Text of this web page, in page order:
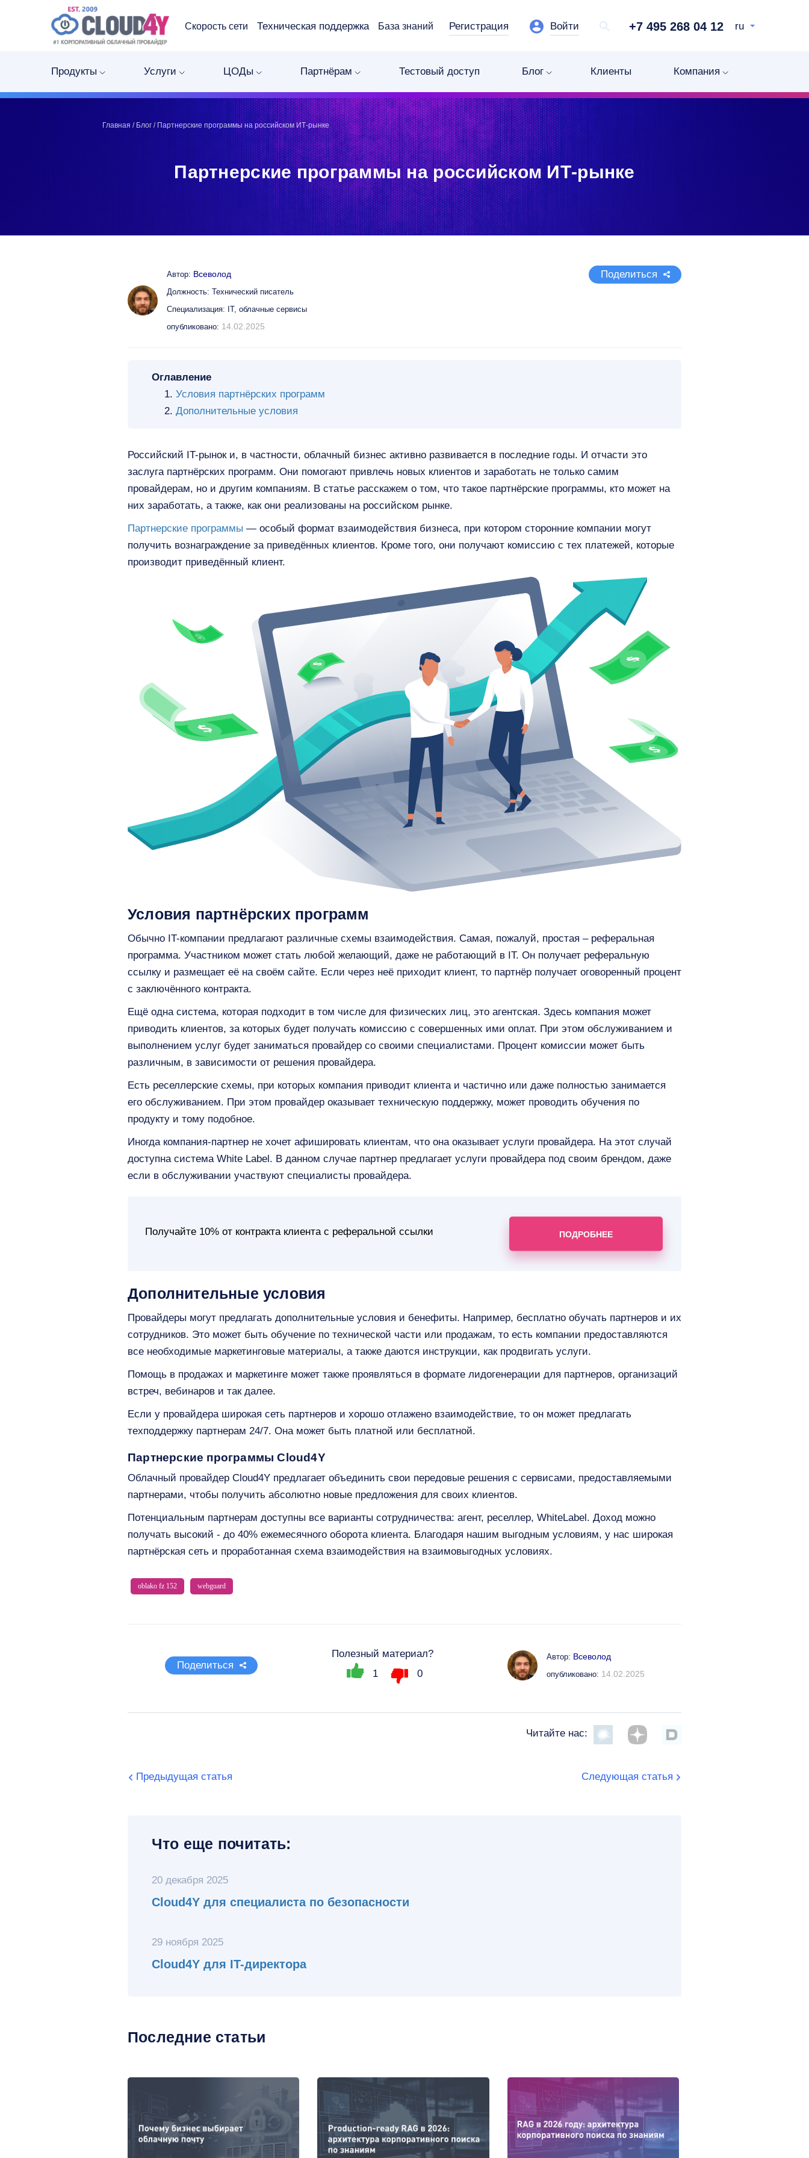
Скорость сети Техническая поддержка База знаний Регистрация Войти +7 495 268 04 12 ru
Продукты Услуги ЦОДы Партнёрам Тестовый доступ Блог Клиенты Компания
Главная / Блог / Партнерские программы на российском ИТ-рынке
Партнерские программы на российском ИТ-рынке
Автор: Всеволод
Должность: Технический писатель
Специализация: IT, облачные сервисы
опубликовано: 14.02.2025
Поделиться
Telegram
Твитнуть
LinkedIn
Оглавление
Условия партнёрских программ
Дополнительные условия
Российский IT-рынок и, в частности, облачный бизнес активно развивается в последние годы. И отчасти это
заслуга партнёрских программ. Они помогают привлечь новых клиентов и заработать не только самим
провайдерам, но и другим компаниям. В статье расскажем о том, что такое партнёрские программы, кто может на
них заработать, а также, как они реализованы на российском рынке.
Партнерские программы — особый формат взаимодействия бизнеса, при котором сторонние компании могут
получить вознаграждение за приведённых клиентов. Кроме того, они получают комиссию с тех платежей, которые
производит приведённый клиент.
Условия партнёрских программ
Обычно IT-компании предлагают различные схемы взаимодействия. Самая, пожалуй, простая – реферальная
программа. Участником может стать любой желающий, даже не работающий в IT. Он получает реферальную
ссылку и размещает её на своём сайте. Если через неё приходит клиент, то партнёр получает оговоренный процент
с заключённого контракта.
Ещё одна система, которая подходит в том числе для физических лиц, это агентская. Здесь компания может
приводить клиентов, за которых будет получать комиссию с совершенных ими оплат. При этом обслуживанием и
выполнением услуг будет заниматься провайдер со своими специалистами. Процент комиссии может быть
различным, в зависимости от решения провайдера.
Есть реселлерские схемы, при которых компания приводит клиента и частично или даже полностью занимается
его обслуживанием. При этом провайдер оказывает техническую поддержку, может проводить обучения по
продукту и тому подобное.
Иногда компания-партнер не хочет афишировать клиентам, что она оказывает услуги провайдера. На этот случай
доступна система White Label. В данном случае партнер предлагает услуги провайдера под своим брендом, даже
если в обслуживании участвуют специалисты провайдера.
Получайте 10% от контракта клиента с реферальной ссылки ПОДРОБНЕЕ
Дополнительные условия
Провайдеры могут предлагать дополнительные условия и бенефиты. Например, бесплатно обучать партнеров и их
сотрудников. Это может быть обучение по технической части или продажам, то есть компании предоставляются
все необходимые маркетинговые материалы, а также даются инструкции, как продвигать услуги.
Помощь в продажах и маркетинге может также проявляться в формате лидогенерации для партнеров, организаций
встреч, вебинаров и так далее.
Если у провайдера широкая сеть партнеров и хорошо отлажено взаимодействие, то он может предлагать
техподдержку партнерам 24/7. Она может быть платной или бесплатной.
Партнерские программы Cloud4Y
Облачный провайдер Cloud4Y предлагает объединить свои передовые решения с сервисами, предоставляемыми
партнерами, чтобы получить абсолютно новые предложения для своих клиентов.
Потенциальным партнерам доступны все варианты сотрудничества: агент, реселлер, WhiteLabel. Доход можно
получать высокий - до 40% ежемесячного оборота клиента. Благодаря нашим выгодным условиям, у нас широкая
партнёрская сеть и проработанная схема взаимодействия на взаимовыгодных условиях.
oblako fz 152 webguard
Поделиться
Telegram
Твитнуть
LinkedIn
Полезный материал?
1
0
Автор: Всеволод
опубликовано: 14.02.2025
Читайте нас:
Предыдущая статья Следующая статья
Что еще почитать:
20 декабря 2025
Cloud4Y для специалиста по безопасности
29 ноября 2025
Cloud4Y для IT-директора
Последние статьи